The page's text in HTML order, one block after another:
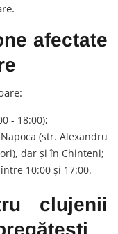
afectate
- 18:00);
(str. Alexandru
dar și în Chinteni;
10:00 și 17:00.
clujenii